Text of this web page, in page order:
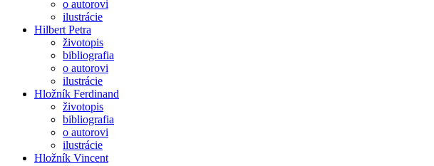
o autorovi
ilustrácie
Hilbert Petra
životopis
bibliografia
o autorovi
ilustrácie
Hložník Ferdinand
životopis
bibliografia
o autorovi
ilustrácie
Hložník Vincent